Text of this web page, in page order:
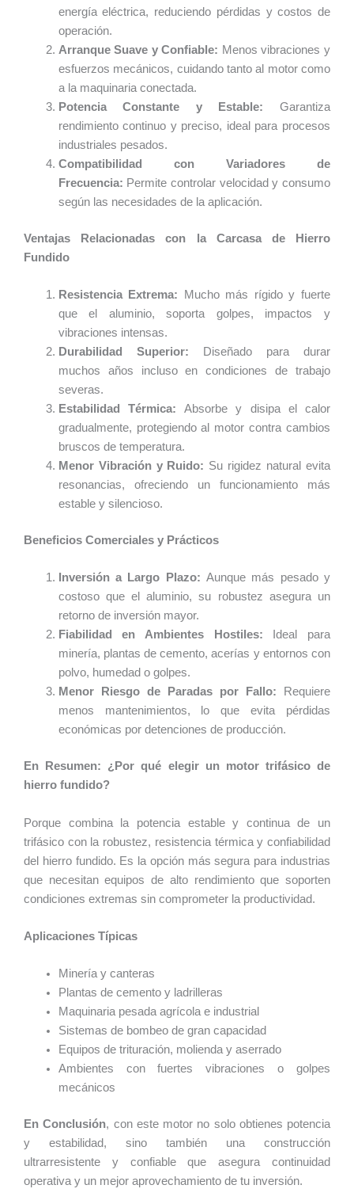
energía eléctrica, reduciendo pérdidas y costos de
operación.
Arranque Suave y Confiable: Menos vibraciones y
esfuerzos mecánicos, cuidando tanto al motor como
a la maquinaria conectada.
Potencia Constante y Estable: Garantiza
rendimiento continuo y preciso, ideal para procesos
industriales pesados.
Compatibilidad con Variadores de
Frecuencia: Permite controlar velocidad y consumo
según las necesidades de la aplicación.
Ventajas Relacionadas con la Carcasa de Hierro
Fundido
Resistencia Extrema: Mucho más rígido y fuerte
que el aluminio, soporta golpes, impactos y
vibraciones intensas.
Durabilidad Superior: Diseñado para durar
muchos años incluso en condiciones de trabajo
severas.
Estabilidad Térmica: Absorbe y disipa el calor
gradualmente, protegiendo al motor contra cambios
bruscos de temperatura.
Menor Vibración y Ruido: Su rigidez natural evita
resonancias, ofreciendo un funcionamiento más
estable y silencioso.
Beneficios Comerciales y Prácticos
Inversión a Largo Plazo: Aunque más pesado y
costoso que el aluminio, su robustez asegura un
retorno de inversión mayor.
Fiabilidad en Ambientes Hostiles: Ideal para
minería, plantas de cemento, acerías y entornos con
polvo, humedad o golpes.
Menor Riesgo de Paradas por Fallo: Requiere
menos mantenimientos, lo que evita pérdidas
económicas por detenciones de producción.
En Resumen: ¿Por qué elegir un motor trifásico de
hierro fundido?
Porque combina la potencia estable y continua de un
trifásico con la robustez, resistencia térmica y confiabilidad
del hierro fundido. Es la opción más segura para industrias
que necesitan equipos de alto rendimiento que soporten
condiciones extremas sin comprometer la productividad.
Aplicaciones Típicas
Minería y canteras
Plantas de cemento y ladrilleras
Maquinaria pesada agrícola e industrial
Sistemas de bombeo de gran capacidad
Equipos de trituración, molienda y aserrado
Ambientes con fuertes vibraciones o golpes
mecánicos
En Conclusión, con este motor no solo obtienes potencia
y estabilidad, sino también una construcción
ultrarresistente y confiable que asegura continuidad
operativa y un mejor aprovechamiento de tu inversión.